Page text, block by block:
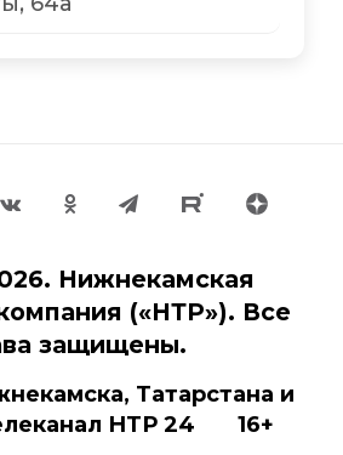
Нижнекамская
(«НТР»). Все
защищены.
Татарстана и
НТР 24 16+